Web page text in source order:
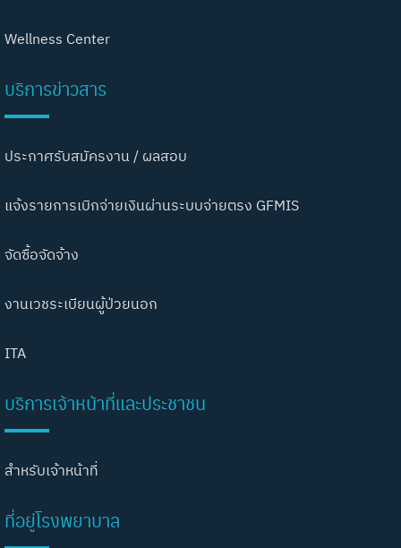
Wellness Center
บริการข่าวสาร
ประกาศรับสมัครงาน / ผลสอบ
แจ้งรายการเบิกจ่ายเงินผ่านระบบจ่ายตรง GFMIS
จัดซื้อจัดจ้าง
งานเวชระเบียนผู้ป่วยนอก
ITA
บริการเจ้าหน้าที่และประชาชน
สำหรับเจ้าหน้าที่
ที่อยู่โรงพยาบาล